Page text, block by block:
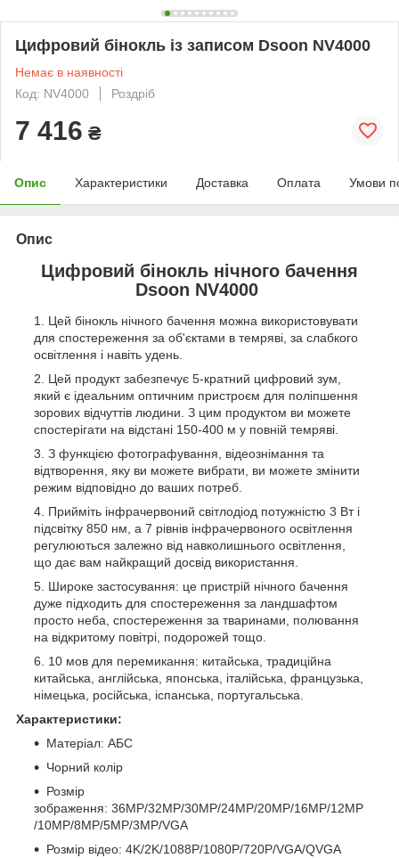
Цифровий бінокль із записом Dsoon NV4000
Немає в наявності
Код: NV4000
Роздріб
7 416 ₴
Опис Характеристики Доставка Оплата Умови
Опис
Цифровий бінокль нічного бачення
Dsoon NV4000
Цей бінокль нічного бачення можна використовувати
для спостереження за об'єктами в темряві, за слабкого
освітлення і навіть удень.
Цей продукт забезпечує 5-кратний цифровий зум,
який є ідеальним оптичним пристроєм для поліпшення
зорових відчуттів людини. З цим продуктом ви можете
спостерігати на відстані 150-400 м у повній темряві.
З функцією фотографування, відеознімання та
відтворення, яку ви можете вибрати, ви можете змінити
режим відповідно до ваших потреб.
Прийміть інфрачервоний світлодіод потужністю 3 Вт і
підсвітку 850 нм, а 7 рівнів інфрачервоного освітлення
регулюються залежно від навколишнього освітлення,
що дає вам найкращий досвід використання.
Широке застосування: це пристрій нічного бачення
дуже підходить для спостереження за ландшафтом
просто неба, спостереження за тваринами, полювання
на відкритому повітрі, подорожей тощо.
10 мов для перемикання: китайська, традиційна
китайська, англійська, японська, італійська, французька,
німецька, російська, іспанська, португальська.
Характеристики:
Матеріал: АБС
Чорний колір
Розмір
зображення: 36MP/32MP/30MP/24MP/20MP/16MP/12MP
/10MP/8MP/5MP/3MP/VGA
Розмір відео: 4K/2K/1088P/1080P/720P/VGA/QVGA